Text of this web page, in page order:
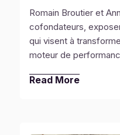
Romain Broutier et
cofondateurs,
qui visent à
moteur de
Read More